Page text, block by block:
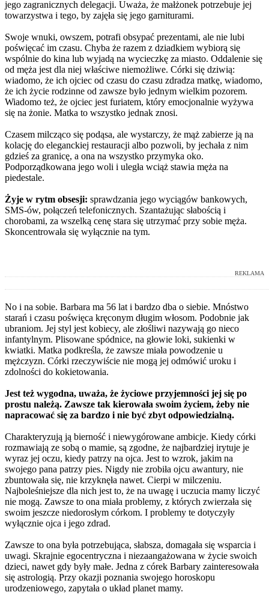
jego zagranicznych delegacji. Uważa, że małżonek potrzebuje jej
towarzystwa i tego, by zajęła się jego garniturami.
Swoje wnuki, owszem, potrafi obsypać prezentami, ale nie lubi
poświęcać im czasu. Chyba że razem z dziadkiem wybiorą się
wspólnie do kina lub wyjadą na wycieczkę za miasto. Oddalenie się
od męża jest dla niej właściwe niemożliwe. Córki się dziwią:
wiadomo, że ich ojciec od czasu do czasu zdradza matkę, wiadomo,
że ich życie rodzinne od zawsze było jednym wielkim pozorem.
Wiadomo też, że ojciec jest furiatem, który emocjonalnie wyżywa
się na żonie. Matka to wszystko jednak znosi.
Czasem milcząco się podąsa, ale wystarczy, że mąż zabierze ją na
kolację do eleganckiej restauracji albo pozwoli, by jechała z nim
gdzieś za granicę, a ona na wszystko przymyka oko.
Podporządkowana jego woli i uległa wciąż stawia męża na
piedestale.
Żyje w rytm obsesji: sprawdzania jego wyciągów bankowych,
SMS-ów, połączeń telefonicznych. Szantażując słabością i
chorobami, za wszelką cenę stara się utrzymać przy sobie męża.
Skoncentrowała się wyłącznie na tym.
REKLAMA
No i na sobie. Barbara ma 56 lat i bardzo dba o siebie. Mnóstwo
starań i czasu poświęca kręconym długim włosom. Podobnie jak
ubraniom. Jej styl jest kobiecy, ale złośliwi nazywają go nieco
infantylnym. Plisowane spódnice, na głowie loki, sukienki w
kwiatki. Matka podkreśla, że zawsze miała powodzenie u
mężczyzn. Córki rzeczywiście nie mogą jej odmówić uroku i
zdolności do kokietowania.
Jest też wygodna, uważa, że życiowe przyjemności jej się po
prostu należą. Zawsze tak kierowała swoim życiem, żeby nie
napracować się za bardzo i nie być zbyt odpowiedzialną.
Charakteryzują ją bierność i niewygórowane ambicje. Kiedy córki
rozmawiają ze sobą o mamie, są zgodne, że najbardziej irytuje je
wyraz jej oczu, kiedy patrzy na ojca. Jest to wzrok, jakim na
swojego pana patrzy pies. Nigdy nie zrobiła ojcu awantury, nie
zbuntowała się, nie krzyknęła nawet. Cierpi w milczeniu.
Najboleśniejsze dla nich jest to, że na uwagę i uczucia mamy liczyć
nie mogą. Zawsze to ona miała problemy, z których zwierzała się
swoim jeszcze niedorosłym córkom. I problemy te dotyczyły
wyłącznie ojca i jego zdrad.
Zawsze to ona była potrzebująca, słabsza, domagała się wsparcia i
uwagi. Skrajnie egocentryczna i niezaangażowana w życie swoich
dzieci, nawet gdy były małe. Jedna z córek Barbary zainteresowała
się astrologią. Przy okazji poznania swojego horoskopu
urodzeniowego, zapytała o układ planet mamy.